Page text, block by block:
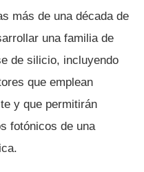
más de una década de
una familia de
de silicio, incluyendo
que emplean
y que permitirán
fotónicos de una